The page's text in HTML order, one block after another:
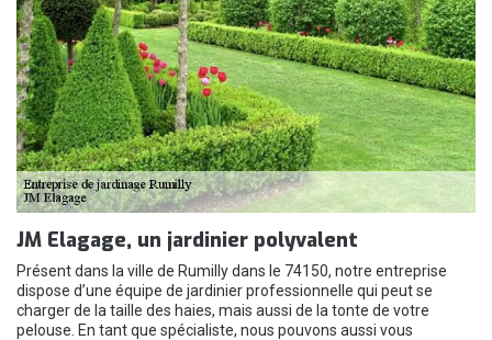
JM Elagage, un jardinier polyvalent
Présent dans la ville de Rumilly dans le 74150, notre entreprise
dispose d’une équipe de jardinier professionnelle qui peut se
charger de la taille des haies, mais aussi de la tonte de votre
pelouse. En tant que spécialiste, nous pouvons aussi vous